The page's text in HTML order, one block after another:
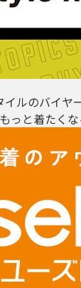
イルのバイヤ
もっと着たくな